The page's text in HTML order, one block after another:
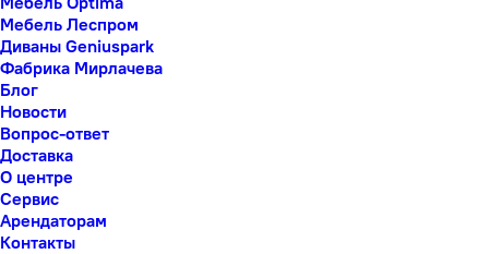
Мебель Леспром
Диваны Geniuspark
Фабрика Мирлачева
Блог
Новости
Вопрос-ответ
Доставка
О центре
Сервис
Арендаторам
Контакты